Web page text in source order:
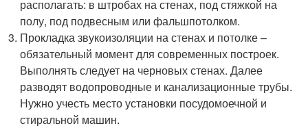
располагать: в штробах на стенах, под стяжкой на
полу, под подвесным или фальшпотолком.
Прокладка звукоизоляции на стенах и потолке –
обязательный момент для современных построек.
Выполнять следует на черновых стенах. Далее
разводят водопроводные и канализационные трубы.
Нужно учесть место установки посудомоечной и
стиральной машин.